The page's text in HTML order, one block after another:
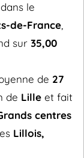
le
de-France
sur 35,00
de 27
de Lille et fait
centres
Lillois,